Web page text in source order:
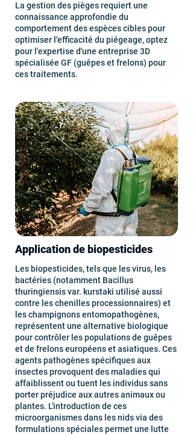
La gestion des pièges requiert une
connaissance approfondie du
comportement des espèces cibles pour
optimiser l'efficacité du piégeage, optez
pour l'expertise d'une entreprise 3D
spécialisée GF (guêpes et frelons) pour
ces traitements.
Application de biopesticides
Les biopesticides, tels que les virus, les
bactéries (notamment Bacillus
thuringiensis var. kurstaki utilisé aussi
contre les chenilles processionnaires) et
les champignons entomopathogènes,
représentent une alternative biologique
pour contrôler les populations de guêpes
et de frelons européens et asiatiques. Ces
agents pathogènes spécifiques aux
insectes provoquent des maladies qui
affaiblissent ou tuent les individus sans
porter préjudice aux autres animaux ou
plantes. L'introduction de ces
microorganismes dans les nids via des
formulations spéciales permet une lutte